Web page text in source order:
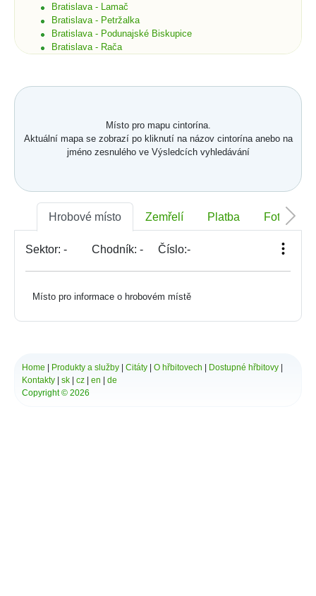
Bratislava - Lamač
Bratislava - Petržalka
Bratislava - Podunajské Biskupice
Bratislava - Rača
Bratislava - Staré Mesto
Bratislava - Záhorská Bystrica
Brekov
Bretka
Budmerice
Bukovec okr. Košice
Bukovec okr. Myjava
Buzica
Bystrička
Bziny
Červený Kláštor
Chlebnice
Chocholná - Velčice
Místo pro mapu cintorína.
Aktuální mapa se zobrazí po kliknutí na názov cintorína anebo na
jméno zesnulého ve Výsledcích vyhledávání
Hrobové místo Zemřelí Platba Foto
Sektor: - Chodník: - Číslo:-
Místo pro informace o hrobovém místě
Home Produkty a služby Citáty O hřbitovech Dostupné hřbitovy
Kontakty
sk cz en
de
Copyright © 2026